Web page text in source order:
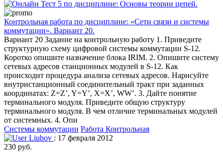
Контрольная работа по дисциплине: «Сети связи и системы
коммутации». Вариант 20.
Вариант 20 Задание на контрольную работу 1. Приведите
структурную схему цифровой системы коммутации S-12.
Коротко опишите назначение блока IRIM. 2. Опишите систему
сетевых адресов станционных модулей в S-12. Как
происходит процедура анализа сетевых адресов. Нарисуйте
внутристанционный соединительный тракт при заданных
координатах: Z=Z’, Y=Y’, X=X’, WW’. 3. Дайте понятие
терминального модуля. Приведите общую структуру
терминального модуля. В чем отличие терминальных модулей
от системных. 4. Опи
Системы коммутации Работа Контрольная
Liubov : 17 февраля 2012
230 руб.